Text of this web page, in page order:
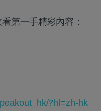
第一手精彩內容：
?hl=zh-hk